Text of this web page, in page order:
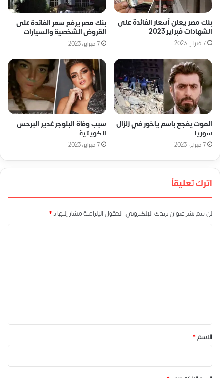
بنك مصر يعلن أسعار الفائدة على
الشهادات فبراير 2023
7 فبراير، 2023
بنك مصر يرفع سعر الفائدة على
القروض الشخصية والسيارات
7 فبراير، 2023
الموت يفجع باسم ياخور في زلزال
سوريا
7 فبراير، 2023
سبب وفاة البلوجر غدير البرجس
الكويتية
7 فبراير، 2023
اترك تعليقاً
لن يتم نشر عنوان بريدك الإلكتروني. الحقول الإلزامية مشار إليها بـ*
*
الاسم*